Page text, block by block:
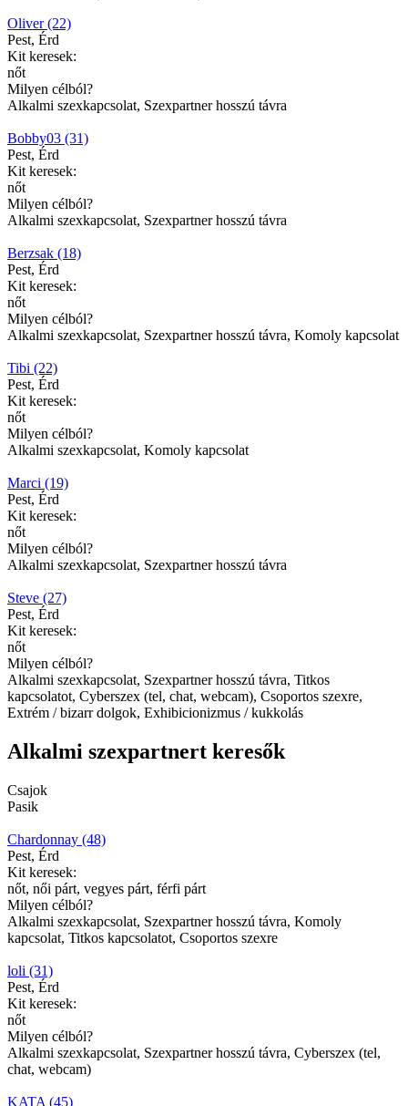
Oliver (22)
Pest, Érd
Kit keresek:
nőt
Milyen célból?
Alkalmi szexkapcsolat, Szexpartner hosszú távra
Bobby03 (31)
Pest, Érd
Kit keresek:
nőt
Milyen célból?
Alkalmi szexkapcsolat, Szexpartner hosszú távra
Berzsak (18)
Pest, Érd
Kit keresek:
nőt
Milyen célból?
Alkalmi szexkapcsolat, Szexpartner hosszú távra, Komoly kapcsolat
Tibi (22)
Pest, Érd
Kit keresek:
nőt
Milyen célból?
Alkalmi szexkapcsolat, Komoly kapcsolat
Marci (19)
Pest, Érd
Kit keresek:
nőt
Milyen célból?
Alkalmi szexkapcsolat, Szexpartner hosszú távra
Steve (27)
Pest, Érd
Kit keresek:
nőt
Milyen célból?
Alkalmi szexkapcsolat, Szexpartner hosszú távra, Titkos
kapcsolatot, Cyberszex (tel, chat, webcam), Csoportos szexre,
Extrém / bizarr dolgok, Exhibicionizmus / kukkolás
Alkalmi szexpartnert keresők
Csajok
Pasik
Chardonnay (48)
Pest, Érd
Kit keresek:
nőt, női párt, vegyes párt, férfi párt
Milyen célból?
Alkalmi szexkapcsolat, Szexpartner hosszú távra, Komoly
kapcsolat, Titkos kapcsolatot, Csoportos szexre
loli (31)
Pest, Érd
Kit keresek:
nőt
Milyen célból?
Alkalmi szexkapcsolat, Szexpartner hosszú távra, Cyberszex (tel,
chat, webcam)
KATA (45)